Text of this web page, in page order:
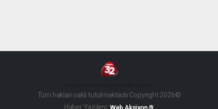
Tüm hakları saklı tutulmaktadır.Copyright 2026©
Haber Yazılımı: Web Aksiyon ®